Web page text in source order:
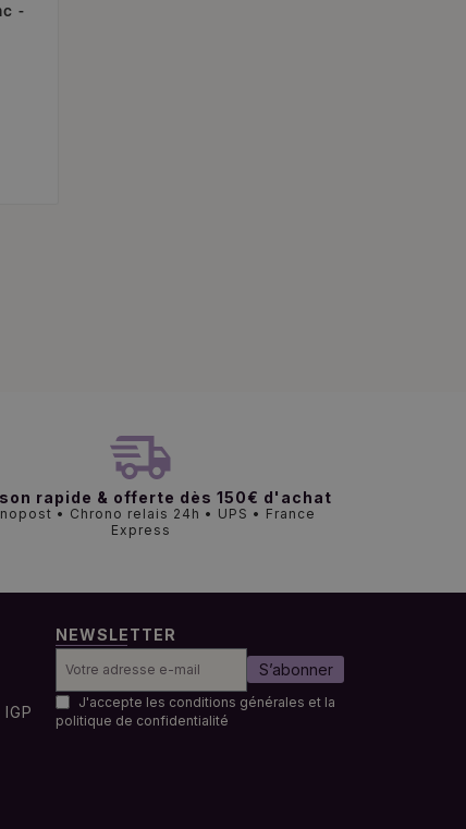
-
rapide & offerte dès 150€ d'achat
• Chrono relais 24h • UPS • France
Express
NEWSLETTER
S’abonner
J'accepte les conditions générales et la
politique de confidentialité